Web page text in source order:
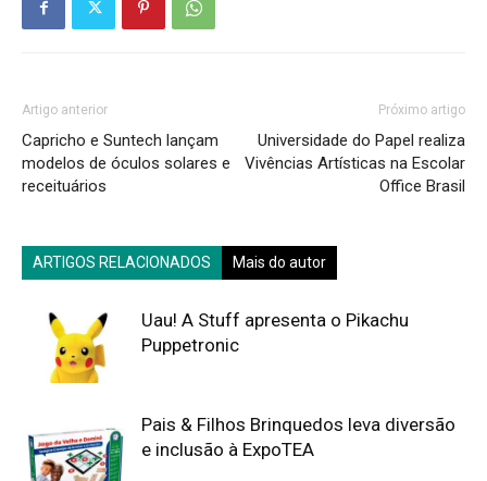
Artigo anterior
Capricho e Suntech lançam
modelos de óculos solares e
receituários
Próximo artigo
Universidade do Papel realiza
Vivências Artísticas na Escolar
Office Brasil
ARTIGOS RELACIONADOS Mais do autor
Uau! A Stuff apresenta o Pikachu
Puppetronic
Pais & Filhos Brinquedos leva diversão
e inclusão à ExpoTEA